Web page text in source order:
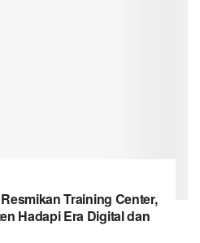
Training Center,
Hadapi Era Digital dan